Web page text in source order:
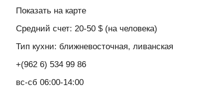
Показать на карте
Средний счет: 20-50 $ (на человека)
Тип кухни: ближневосточная, ливанская
+(962 6) 534 99 86
вс-сб 06:00-14:00